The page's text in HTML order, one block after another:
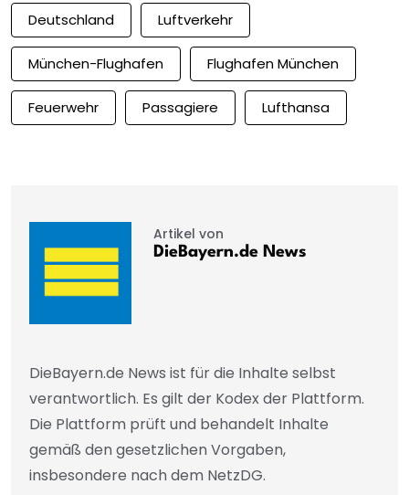
Deutschland Luftverkehr
München-Flughafen Flughafen München
Feuerwehr Passagiere Lufthansa
Artikel von
DieBayern.de News
DieBayern.de News ist für die Inhalte selbst
verantwortlich. Es gilt der Kodex der Plattform.
Die Plattform prüft und behandelt Inhalte
gemäß den gesetzlichen Vorgaben,
insbesondere nach dem NetzDG.